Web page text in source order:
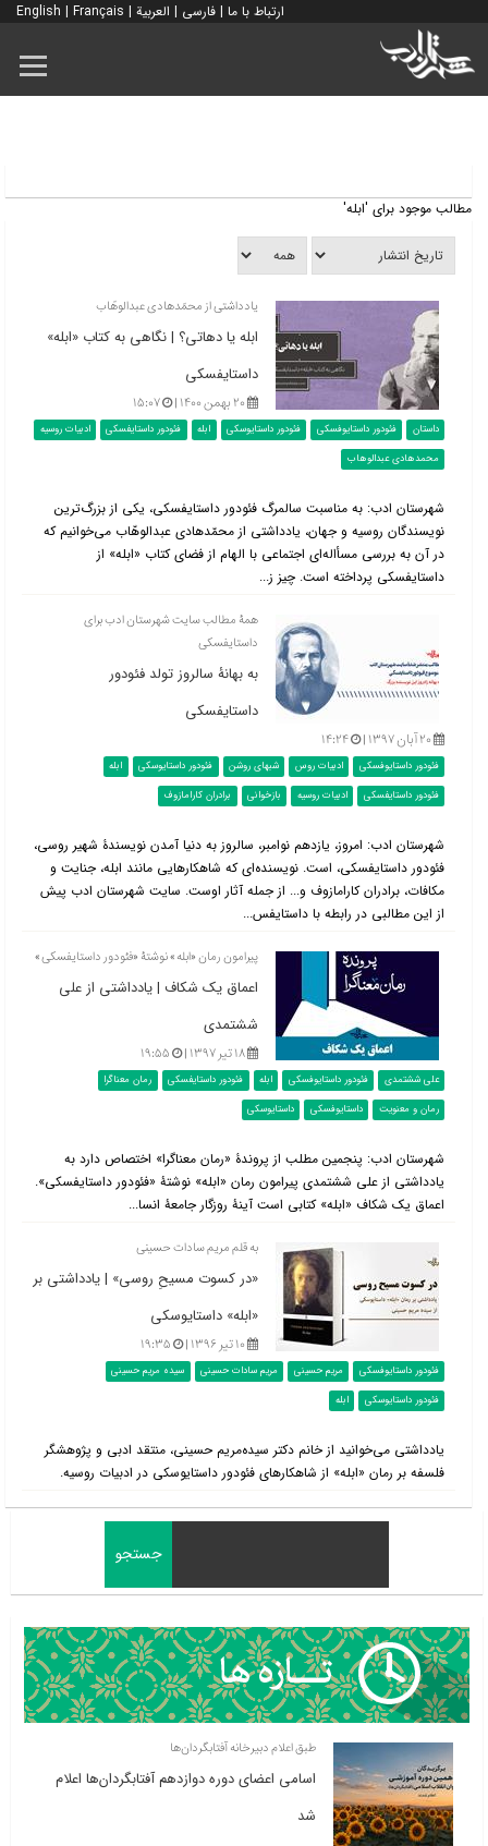
ارتباط با ما | فارسی | العربية |
English | Français
مطالب موجود برای 'ابله'
یادداشتی از محمّدهادی عبدالوهّاب
ابله یا دهاتی؟ | نگاهی به کتاب «ابله»
داستایفسکی
۲۰ بهمن ۱۴۰۰ | ۱۵:۰۷
داستان فئودور داستایوفسکی فئودور داستایوسکی ابله فئودور داستایفسکی
ادبیات روسیه
محمدهادی عبدالوهاب
شهرستان ادب: به مناسبت سالمرگ فئودور داستایفسکی، یکی از بزرگ‌ترین
نویسندگان روسیه و جهان، یادداشتی از محمّدهادی عبدالوهّاب می‌خوانیم که
در آن به بررسی مسأاله‌ای اجتماعی با الهام از فضای کتاب «ابله» از
داستایفسکی پرداخته است. چیز ز...
همۀ مطالب سایت شهرستان ادب برای
داستایفسکی
به بهانۀ سالروز تولد فئودور
داستایفسکی
۲۰ آبان ۱۳۹۷ | ۱۴:۲۴
فئودور داستایوفسکی ادبیات روس شبهای روشن فئودور داستایوسکی
ابله
فئودور داستایفسکی
ادبیات روسیه بازخوانی برادران کارامازوف
شهرستان ادب: امروز، یازدهم نوامبر، سالروز به دنیا آمدن نویسندۀ شهیر روسی،
فئودور داستایفسکی، است. نویسنده‌ای که شاهکارهایی مانند ابله، جنایت و
مکافات، برادران کارامازوف و... از جمله آثار اوست. سایت شهرستان ادب پیش
از این مطالبی در رابطه با داستایفس...
پیرامون رمان «ابله» نوشتۀ «فئودور داستایفسکی»
اعماق یک شکاف | یادداشتی از علی
ششتمدی
۱۸ تیر ۱۳۹۷ | ۱۹:۵۵
علی ششتمدی فئودور داستایوفسکی ابله فئودور داستایفسکی
رمان معناگرا
رمان و معنویت
داستایوفسکی داستایوسکی
شهرستان ادب: پنجمین مطلب از پروندۀ «رمان معناگرا» اختصاص دارد به
یادداشتی از علی ششتمدی پیرامون رمان «ابله» نوشتۀ «فئودور داستایفسکی».
اعماق یک شکاف «ابله» کتابی است آینۀ روزگار جامعۀ انسا...
به قلم مریم سادات حسینی
«در کسوت مسیحِ روسی» | یادداشتی بر
«ابله» داستایوسکی
۱۰ تیر ۱۳۹۶ | ۱۹:۳۵
فئودور داستایوفسکی مریم حسینی مریم سادات حسینی
سیده مریم حسینی
فئودور داستایوسکی
ابله
یادداشتی می‌خوانید از خانم دکتر سیده‌مریم حسینی، منتقد ادبی و پژوهشگر
فلسفه بر رمان «ابله» از شاهکارهای فئودور داستایوسکی در ادبیات روسیه.
طبق اعلام دبیرخانه آفتابگردان‌ها
اسامی اعضای دوره دوازدهم آفتابگردان‌ها اعلام
شد